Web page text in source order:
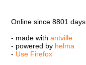
Online since 8801 days
- made with antville
- powered by helma
- Use Firefox